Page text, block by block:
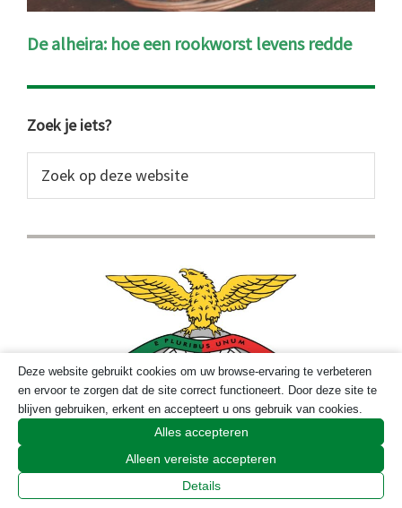
De alheira: hoe een rookworst levens redde
Primaire
Sidebar
Zoek je iets?
op
website
Deze website gebruikt cookies om uw browse-ervaring te verbeteren
en ervoor te zorgen dat de site correct functioneert. Door deze site te
blijven gebruiken, erkent en accepteert u ons gebruik van cookies.
Alles accepteren
Alleen vereiste accepteren
Details